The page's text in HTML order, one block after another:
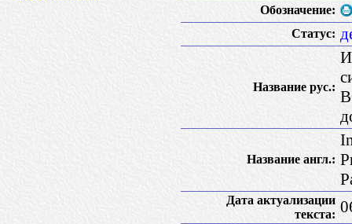
Обозначение:
Статус:
Название рус.:
Название англ.:
Дата актуализации
текста: